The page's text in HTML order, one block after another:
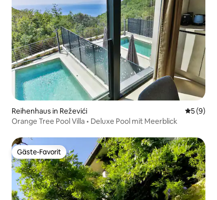
Reihenhaus in Reževići
5 (9)
Orange Tree Pool Villa • Deluxe Pool mit Meerblick
Gäste-Favorit
Gäste-Favorit